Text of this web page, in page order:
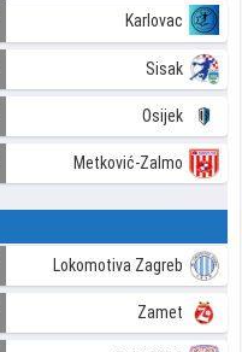
Karlovac
Sisak
Osijek
Metković-Zalmo
Lokomotiva Zagreb
Zamet